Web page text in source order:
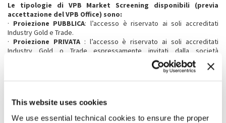
This website uses cookies
We use essential technical cookies to ensure the proper
Le tipologie di VPB Market Screening disponibili (previa
accettazione del VPB Office) sono:
· Proiezione PUBBLICA: l’accesso è riservato ai soli accreditati
Industry Gold e Trade.
· Proiezione PRIVATA: l’accesso è riservato ai soli accreditati
Industry Gold o Trade espressamente invitati dalla società
responsabile delle vendite. La società dovrà inviare una settimana
prima della proiezione la lista dei suoi invitati al VPB Office. Un
il titolo del film non verrà menzionato nel VPB Programme and Market
Screening Schedule.